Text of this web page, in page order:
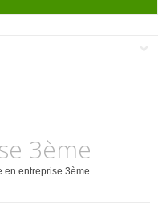
3ème
en entreprise 3ème